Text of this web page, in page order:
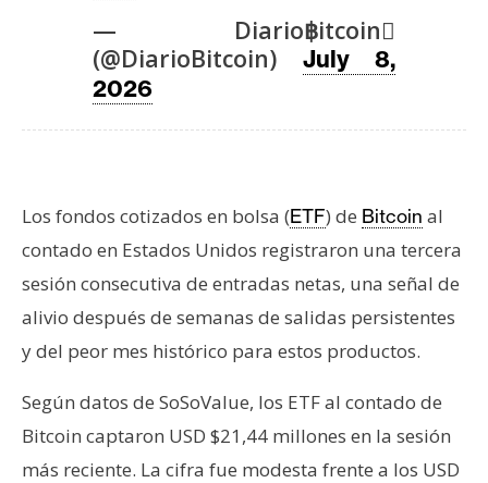
c
s
o
s
C
n
t
a
— Diario฿itcoin
(@DiarioBitcoin) July 8,
2026
Los fondos cotizados en bolsa (ETF) de Bitcoin al
contado en Estados Unidos registraron una tercera
sesión consecutiva de entradas netas, una señal de
alivio después de semanas de salidas persistentes
y del peor mes histórico para estos productos.
Según datos de SoSoValue, los ETF al contado de
Bitcoin captaron USD $21,44 millones en la sesión
más reciente. La cifra fue modesta frente a los USD